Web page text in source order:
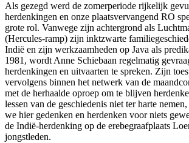
Als gezegd werd de zomerperiode rijkelijk
herdenkingen en onze plaatsvervangend RO
grote rol. Vanwege zijn achtergrond als
(Hercules-ramp) zijn inktzwarte
Indië en zijn werkzaamheden op Java als
1981, wordt Anne Schiebaan regelmatig
herdenkingen en uitvaarten te spreken. Zijn
vervolgens binnen het netwerk van de
met de herhaalde oproep om te blijven
lessen van de geschiedenis niet ter harte
we hier gedenken en herdenken voor niets
de Indië-herdenking op de erebegraafplaats
jongstleden.